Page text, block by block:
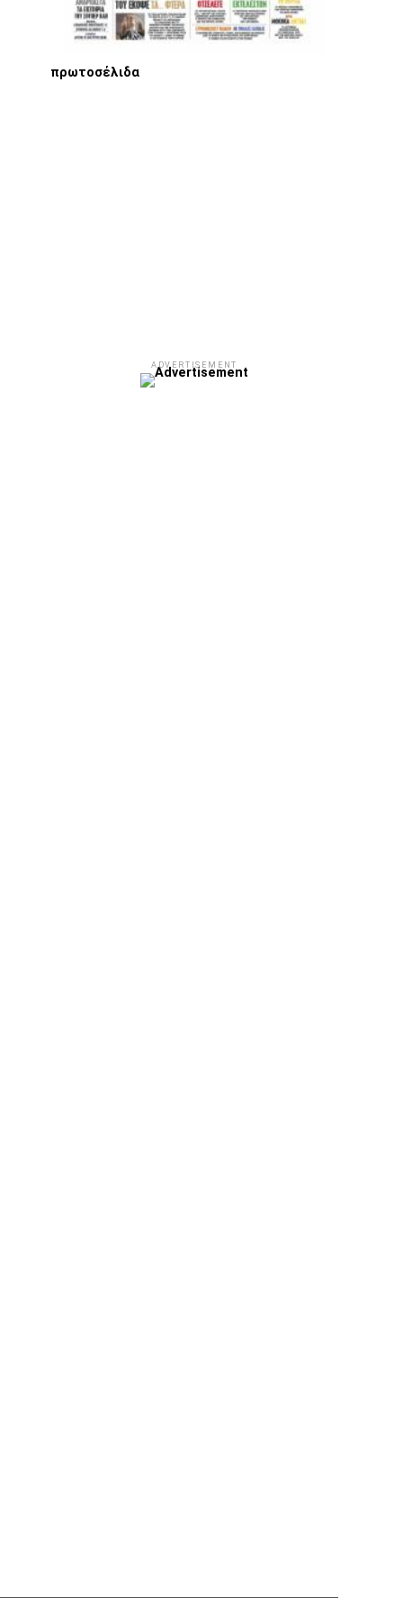
πρωτοσέλιδα
ADVERTISEMENT